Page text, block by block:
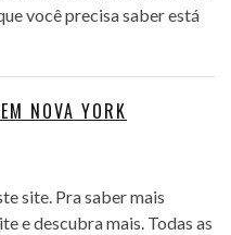
você precisa saber está
NOVA YORK
site. Pra saber mais
e descubra mais. Todas as